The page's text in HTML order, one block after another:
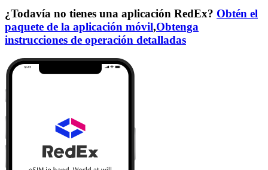
¿Todavía no tienes una aplicación RedEx? Obtén el
paquete de la aplicación móvil,Obtenga
instrucciones de operación detalladas